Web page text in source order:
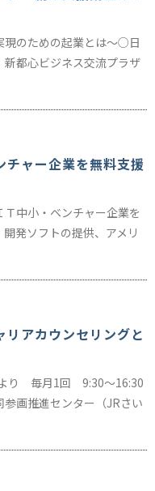
現のための起業とは～○日
都心ビジネス交流プラザ
チャー企業を無料支援
中小・ベンチャー企業を
発ソフトの提供、アメリ
アカウンセリングと
り 毎月1回 9:30～16:30
画推進センター（JRさい